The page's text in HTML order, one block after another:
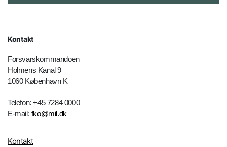
Kontakt
Forsvarskommandoen
Holmens Kanal 9
1060 København K
Telefon: +45 7284 0000
E-mail: fko@mil.dk
Kontakt